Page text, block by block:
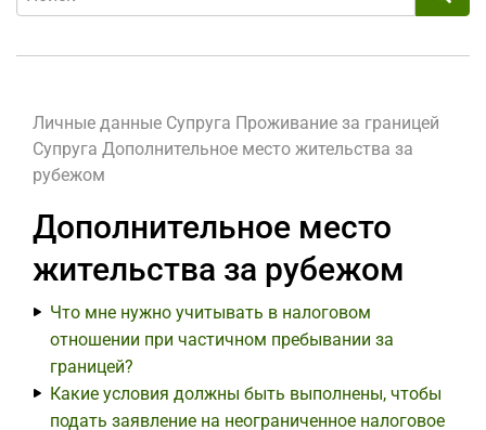
Личные данные Супруга Проживание за границей
Супруга Дополнительное место жительства за
рубежом
Дополнительное место
жительства за рубежом
Что мне нужно учитывать в налоговом
отношении при частичном пребывании за
границей?
Какие условия должны быть выполнены, чтобы
подать заявление на неограниченное налоговое